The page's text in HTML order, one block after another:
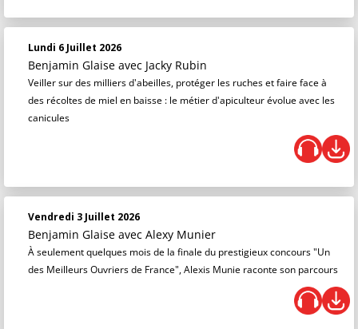
Lundi 6 Juillet 2026
Benjamin Glaise avec Jacky Rubin
Veiller sur des milliers d'abeilles, protéger les ruches et faire face à
des récoltes de miel en baisse : le métier d'apiculteur évolue avec les
canicules
Vendredi 3 Juillet 2026
Benjamin Glaise avec Alexy Munier
À seulement quelques mois de la finale du prestigieux concours "Un
des Meilleurs Ouvriers de France", Alexis Munie raconte son parcours